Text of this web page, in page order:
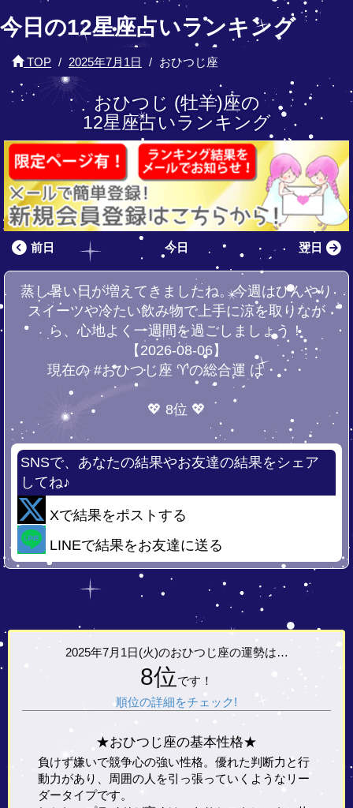
今日の12星座占いランキング
TOP 2025年7月1日 おひつじ座
おひつじ (牡羊)座の
12星座占いランキング
前日 今日 翌日
蒸し暑い日が増えてきましたね。今週はひんやり
スイーツや冷たい飲み物で上手に涼を取りなが
ら、心地よく一週間を過ごしましょう！
【2026-08-06】
現在の #おひつじ座 ♈の総合運 は・・・
💖 8位 💖
SNSで、あなたの結果やお友達の結果をシェア
してね♪
Xで結果をポストする
LINEで結果をお友達に送る
2025年7月1日(火)のおひつじ座の運勢は…
8位です！
順位の詳細をチェック!
★おひつじ座の基本性格★
負けず嫌いで競争心の強い性格。優れた判断力と行
動力があり、周囲の人を引っ張っていくようなリー
ダータイプです。